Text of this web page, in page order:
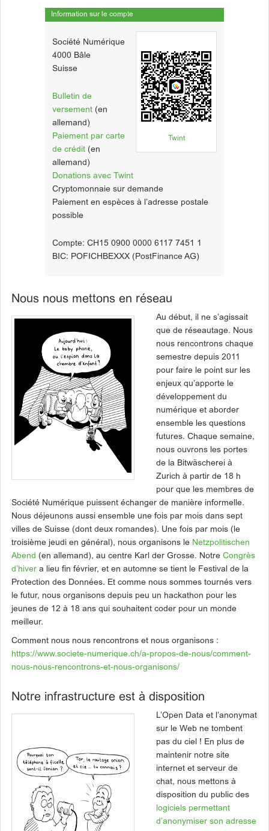
Information sur le compte
Twint
Société Numérique
4000 Bâle
Suisse
Bulletin de
versement (en
allemand)
Paiement par carte
de crédit (en
allemand)
Donations avec Twint
Cryptomonnaie sur demande
Paiement en espèces à l’adresse postale
possible
Compte: CH15 0900 0000 6117 7451 1
BIC: POFICHBEXXX (PostFinance AG)
Nous nous mettons en réseau
Au début, il ne s’agissait
que de réseautage. Nous
nous rencontrons chaque
semestre depuis 2011
pour faire le point sur les
enjeux qu’apporte le
développement du
numérique et aborder
ensemble les questions
futures. Chaque semaine,
nous ouvrons les portes
de la Bitwäscherei à
Zurich à partir de 18 h
pour que les membres de
Société Numérique puissent échanger de manière informelle.
Nous déjeunons aussi ensemble une fois par mois dans sept
villes de Suisse (dont deux romandes). Une fois par mois (le
troisième jeudi en général), nous organisons le Netzpolitischen
Abend (en allemand), au centre Karl der Grosse. Notre Congrès
d’hiver a lieu fin février, et en automne se tient le Festival de la
Protection des Données. Et comme nous sommes tournés vers
le futur, nous organisons depuis peu un hackathon pour les
jeunes de 12 à 18 ans qui souhaitent coder pour un monde
meilleur.
Comment nous nous rencontrons et nous organisons :
https://www.societe-numerique.ch/a-propos-de-nous/comment-
nous-nous-rencontrons-et-nous-organisons/
Notre infrastructure est à disposition
L’Open Data et l’anonymat
sur le Web ne tombent
pas du ciel ! En plus de
maintenir notre site
internet et serveur de
chat, nous mettons à
disposition du public des
logiciels permettant
d’anonymiser son adresse